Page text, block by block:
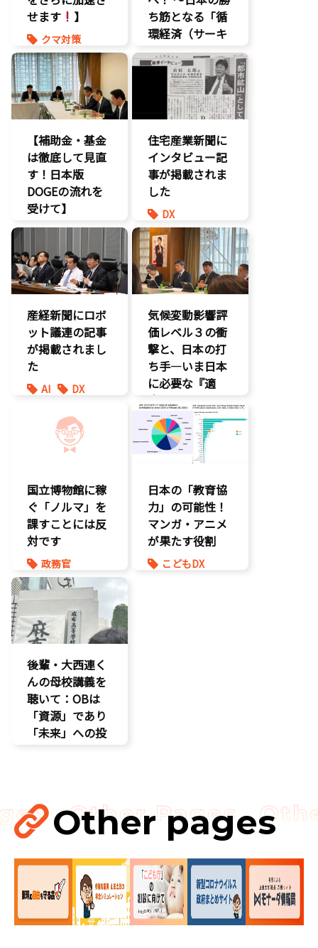
せます
】
クマ対策
ヒグマ対策
環境部会
ち筋となる「循
環経済（サーキ
ュラーエコノミ
ー）」とは？〜
環境部会
【補助金・基金
は徹底して見直
す！日本版
DOGEの流れを
受けて】
環境部会
経済政策
住宅産業新聞に
インタビュー記
事が掲載されま
した
DX
報道記事
環境部会
防災
産経新聞にロボ
ット議連の記事
が掲載されまし
た
AI
DX
製造業
気候変動影響評
価レベル３の衝
撃と、日本の打
ち手―いま日本
に必要な『適
応』とは
環境部会
国立博物館に稼
ぐ「ノルマ」を
課すことには反
対です
政務官
知的財産
日本の「教育協
力」の可能性！
マンガ・アニメ
が果たす役割
こどもDX
後輩・大西連く
んの母校講義を
聴いて：OBは
「資源」であり
「未来」への投
資だ
講演会
Other pages